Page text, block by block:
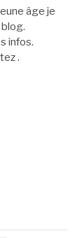
âge je
infos.
.